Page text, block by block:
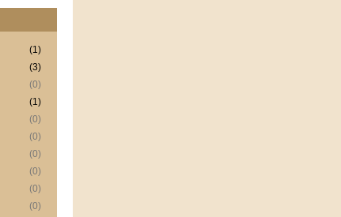
(1)
(3)
(0)
(1)
(0)
(0)
(0)
(0)
(0)
(0)